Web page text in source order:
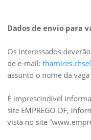
Dados de envio para
Os interessados
de e-mail:
assunto o nome da
É imprescindível
site EMPREGO DF,
vista no site